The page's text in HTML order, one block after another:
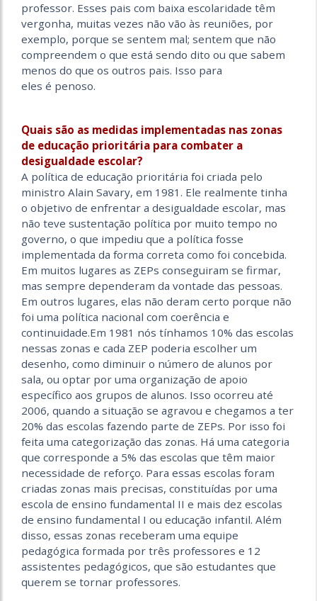
professor. Esses pais com baixa escolaridade têm
vergonha, muitas vezes não vão às reuniões, por
exemplo, porque se sentem mal; sentem que não
compreendem o que está sendo dito ou que sabem
menos do que os outros pais. Isso para
eles é penoso.
Quais são as medidas implementadas nas zonas
de educação prioritária para combater a
desigualdade escolar?
A política de educação prioritária foi criada pelo
ministro Alain Savary, em 1981. Ele realmente tinha
o objetivo de enfrentar a desigualdade escolar, mas
não teve sustentação política por muito tempo no
governo, o que impediu que a política fosse
implementada da forma correta como foi concebida.
Em muitos lugares as ZEPs conseguiram se firmar,
mas sempre dependeram da vontade das pessoas.
Em outros lugares, elas não deram certo porque não
foi uma política nacional com coerência e
continuidade.Em 1981 nós tínhamos 10% das escolas
nessas zonas e cada ZEP poderia escolher um
desenho, como diminuir o número de alunos por
sala, ou optar por uma organização de apoio
específico aos grupos de alunos. Isso ocorreu até
2006, quando a situação se agravou e chegamos a ter
20% das escolas fazendo parte de ZEPs. Por isso foi
feita uma categorização das zonas. Há uma categoria
que corresponde a 5% das escolas que têm maior
necessidade de reforço. Para essas escolas foram
criadas zonas mais precisas, constituídas por uma
escola de ensino fundamental II e mais dez escolas
de ensino fundamental I ou educação infantil. Além
disso, essas zonas receberam uma equipe
pedagógica formada por três professores e 12
assistentes pedagógicos, que são estudantes que
querem se tornar professores.